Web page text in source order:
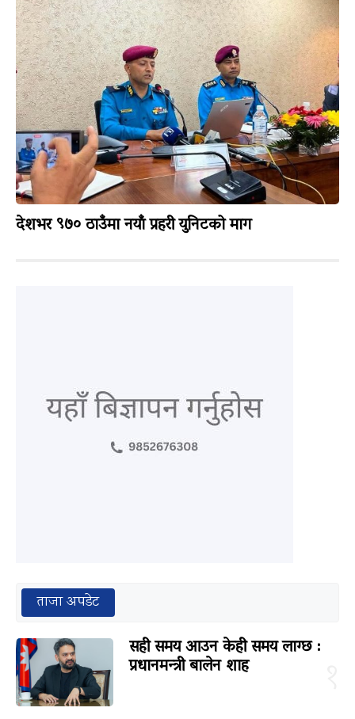
देशभर ९७० ठाउँमा नयाँ प्रहरी युनिटको माग
ताजा अपडेट
सही समय आउन केही समय लाग्छ :
प्रधानमन्त्री बालेन शाह